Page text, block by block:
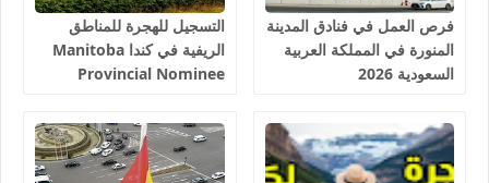
فرص العمل في فنادق المدينة
المنورة في المملكة العربية
السعودية 2026
التسجيل للهجرة للمناطق
الريفية في كندا Manitoba
Provincial Nominee